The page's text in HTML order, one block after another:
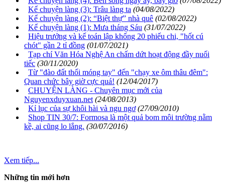
Kể chuyện làng (3): Trâu làng ta (04/08/2022)
Kể chuyện làng (2): “Biệt thự” nhà quê (02/08/2022)
Kể chuyện làng (1): Mưa tháng Sáu (31/07/2022)
Hiệu trưởng và kế toán lập khống 20 phiếu chi, "hốt cú
chót" gần 2 tỉ đồng (01/07/2021)
Tạp chí Văn Hóa Nghệ An chấm dứt hoạt động đầy nuối
tiếc (30/11/2020)
Từ "đào đất thối móng tay" đến "chạy xe ôm thâu đêm":
Quan chức bây giờ cực quá! (12/04/2017)
CHUYỆN LÀNG - Chuyên mục mới của
Nguyenxduyxuan.net (24/08/2013)
Kỉ lục của sự khôi hài và ngu ngơ (27/09/2010)
Shop TIN 30/7: Formosa là một quả bom môi trường nằm
kề, ai cũng lo lắng. (30/07/2016)
Xem tiếp...
Những tin mới hơn